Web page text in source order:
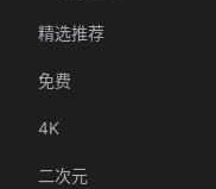
精选推荐
免费
4K
二次元